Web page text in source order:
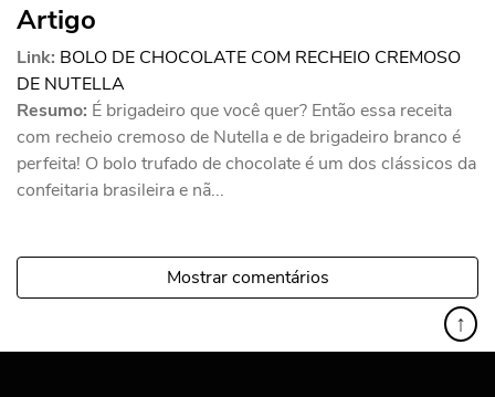
Artigo
Link: BOLO DE CHOCOLATE COM RECHEIO CREMOSO
DE NUTELLA
Resumo: É brigadeiro que você quer? Então essa receita
com recheio cremoso de Nutella e de brigadeiro branco é
perfeita! O bolo trufado de chocolate é um dos clássicos da
confeitaria brasileira e nã...
Mostrar comentários
↑